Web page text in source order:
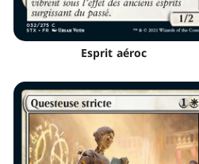
Esprit aéroc